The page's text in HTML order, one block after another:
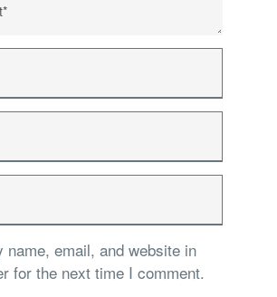
name, email, and website in
for the next time I comment.